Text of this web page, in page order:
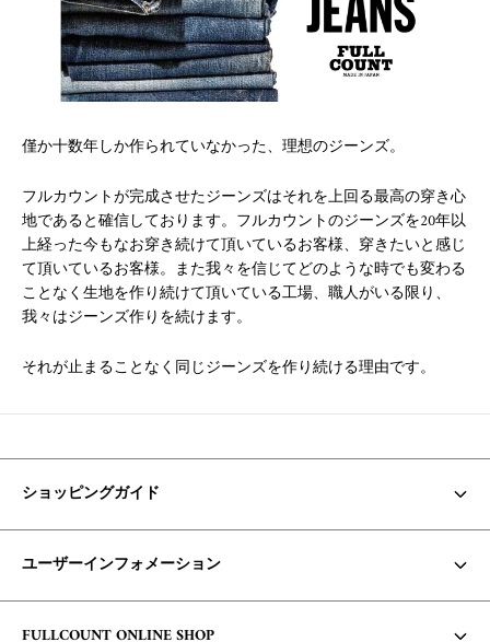
僅か十数年しか作られていなかった、理想のジーンズ。
フルカウントが完成させたジーンズはそれを上回る最高の穿き心
地であると確信しております。フルカウントのジーンズを20年以
上経った今もなお穿き続けて頂いているお客様、穿きたいと感じ
て頂いているお客様。また我々を信じてどのような時でも変わる
ことなく生地を作り続けて頂いている工場、職人がいる限り、
我々はジーンズ作りを続けます。
それが止まることなく同じジーンズを作り続ける理由です。
ショッピングガイド
お支払い方法・配送について
利用規約
ユーザーインフォメーション
FULLCOUNT ONLINE SHOP